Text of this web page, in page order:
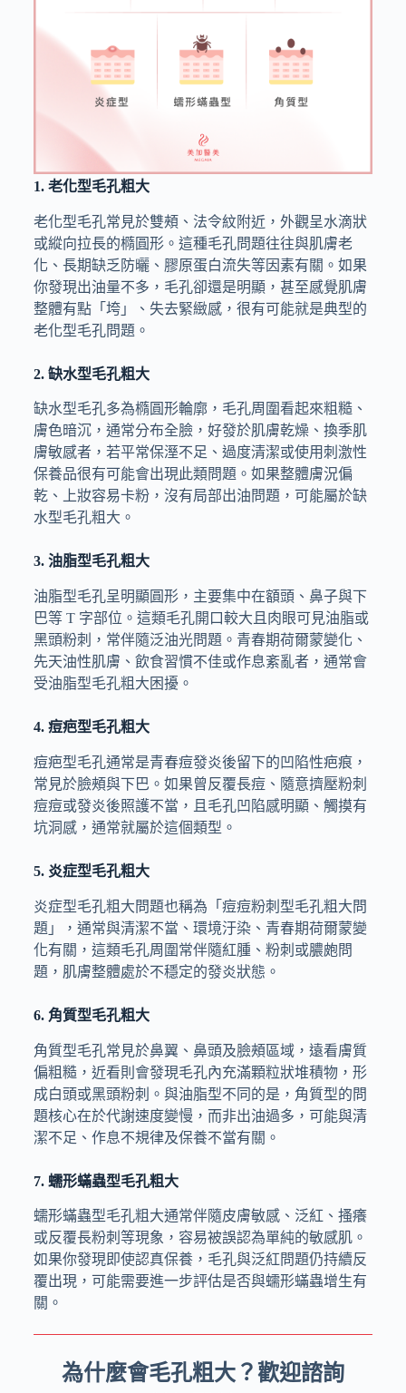
1. 老化型毛孔粗大
老化型毛孔常見於雙頰、法令紋附近，外觀呈水滴狀
或縱向拉長的橢圓形。這種毛孔問題往往與肌膚老
化、長期缺乏防曬、膠原蛋白流失等因素有關。如果
你發現出油量不多，毛孔卻還是明顯，甚至感覺肌膚
整體有點「垮」、失去緊緻感，很有可能就是典型的
老化型毛孔問題。
2. 缺水型毛孔粗大
缺水型毛孔多為橢圓形輪廓，毛孔周圍看起來粗糙、
膚色暗沉，通常分布全臉，好發於肌膚乾燥、換季肌
膚敏感者，若平常保溼不足、過度清潔或使用刺激性
保養品很有可能會出現此類問題。如果整體膚況偏
乾、上妝容易卡粉，沒有局部出油問題，可能屬於缺
水型毛孔粗大。
3. 油脂型毛孔粗大
油脂型毛孔呈明顯圓形，主要集中在額頭、鼻子與下
巴等 T 字部位。這類毛孔開口較大且肉眼可見油脂或
黑頭粉刺，常伴隨泛油光問題。青春期荷爾蒙變化、
先天油性肌膚、飲食習慣不佳或作息紊亂者，通常會
受油脂型毛孔粗大困擾。
4. 痘疤型毛孔粗大
痘疤型毛孔通常是青春痘發炎後留下的凹陷性疤痕，
常見於臉頰與下巴。如果曾反覆長痘、隨意擠壓粉刺
痘痘或發炎後照護不當，且毛孔凹陷感明顯、觸摸有
坑洞感，通常就屬於這個類型。
5. 炎症型毛孔粗大
炎症型毛孔粗大問題也稱為「痘痘粉刺型毛孔粗大問
題」，通常與清潔不當、環境汙染、青春期荷爾蒙變
化有關，這類毛孔周圍常伴隨紅腫、粉刺或膿皰問
題，肌膚整體處於不穩定的發炎狀態。
6. 角質型毛孔粗大
角質型毛孔常見於鼻翼、鼻頭及臉頰區域，遠看膚質
偏粗糙，近看則會發現毛孔內充滿顆粒狀堆積物，形
成白頭或黑頭粉刺。與油脂型不同的是，角質型的問
題核心在於代謝速度變慢，而非出油過多，可能與清
潔不足、作息不規律及保養不當有關。
7. 蠕形蟎蟲型毛孔粗大
蠕形蟎蟲型毛孔粗大通常伴隨皮膚敏感、泛紅、搔癢
或反覆長粉刺等現象，容易被誤認為單純的敏感肌。
如果你發現即使認真保養，毛孔與泛紅問題仍持續反
覆出現，可能需要進一步評估是否與蠕形蟎蟲增生有
關。
為什麼會毛孔粗大？歡迎諮詢